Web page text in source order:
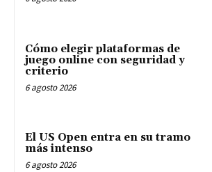
Cómo elegir plataformas de
juego online con seguridad y
criterio
6 agosto 2026
El US Open entra en su tramo
más intenso
6 agosto 2026